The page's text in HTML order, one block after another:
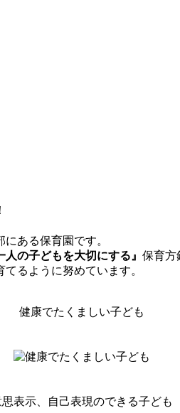
ある保育園です。
人の子どもを大切にする』 保育方
るように努めています。
健康でたくましい子ども
思表示、自己表現のできる子ども